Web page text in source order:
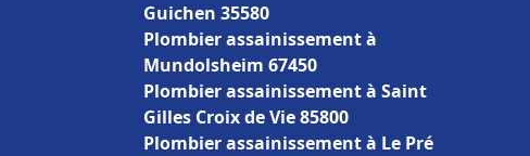
Guichen 35580
Plombier assainissement à
Mundolsheim 67450
Plombier assainissement à Saint
Gilles Croix de Vie 85800
Plombier assainissement à Le Pré